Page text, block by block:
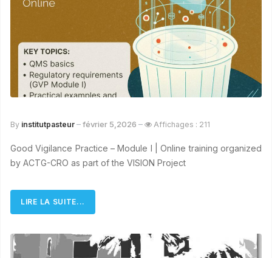
By institutpasteur février 5,2026 Affichages : 211
Good Vigilance Practice – Module I | Online training organized
by ACTG-CRO as part of the VISION Project
LIRE LA SUITE...